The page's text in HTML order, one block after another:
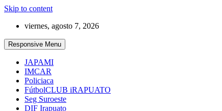
Skip to content
viernes, agosto 7, 2026
Responsive Menu
JAPAMI
IMCAR
Policiaca
FútbolCLUB iRAPUATO
Seg Suroeste
DIF Irapuato